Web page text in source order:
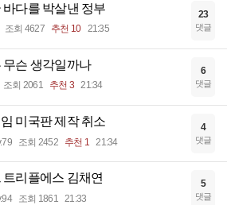
바다를 박살낸 정부
조회 4627 추천 10 21:35
23
댓글
무슨 생각일까나
조회 2061 추천 3 21:34
6
댓글
미국판 제작 취소
조회 2452 추천 1 21:34
4
댓글
트리플에스 김채연
조회 1861 21:33
5
댓글